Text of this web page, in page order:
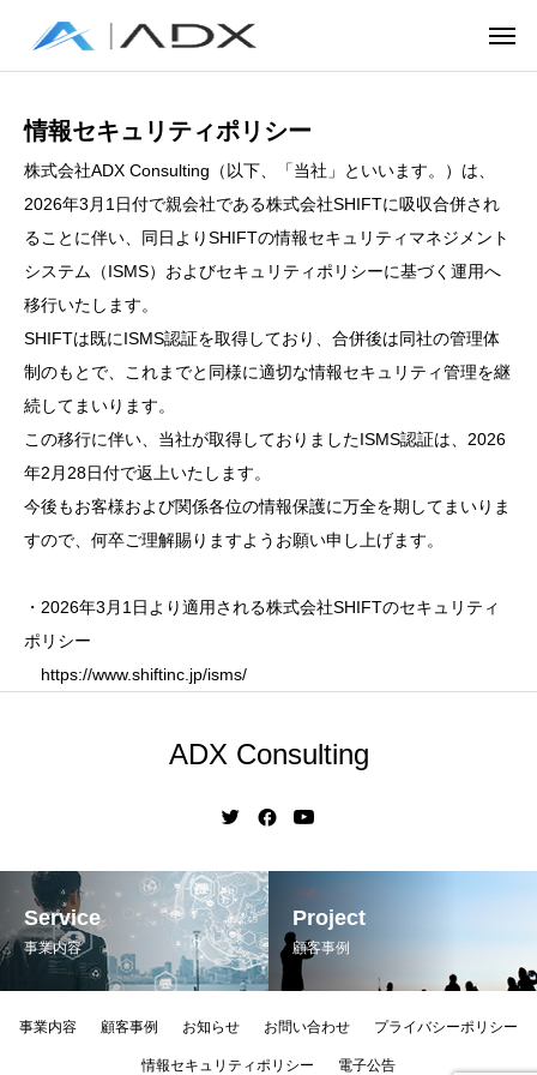
情報セキュリティポリシー
株式会社ADX Consulting（以下、「当社」といいます。）は、
2026年3月1日付で親会社である株式会社SHIFTに吸収合併され
ることに伴い、同日よりSHIFTの情報セキュリティマネジメント
システム（ISMS）およびセキュリティポリシーに基づく運用へ
移行いたします。
SHIFTは既にISMS認証を取得しており、合併後は同社の管理体
制のもとで、これまでと同様に適切な情報セキュリティ管理を継
続してまいります。
この移行に伴い、当社が取得しておりましたISMS認証は、2026
年2月28日付で返上いたします。
今後もお客様および関係各位の情報保護に万全を期してまいりま
すので、何卒ご理解賜りますようお願い申し上げます。
・2026年3月1日より適用される株式会社SHIFTのセキュリティ
ポリシー
https://www.shiftinc.jp/isms/
ADX Consulting
Service
事業内容
Project
顧客事例
事業内容 顧客事例 お知らせ お問い合わせ プライバシーポリシー
情報セキュリティポリシー 電子公告